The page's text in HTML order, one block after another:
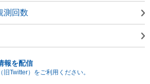
測回数
報を配信
Twitter）をご利用ください。